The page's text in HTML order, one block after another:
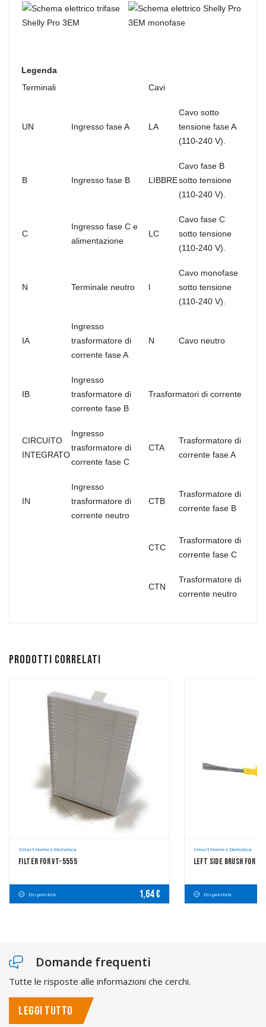
Legenda
Terminali
Cavi
UN Ingresso fase A LA
Cavo sotto
tensione fase A
(110-240 V).
B Ingresso fase B LIBBRE
Cavo fase B
sotto tensione
(110-240 V).
C
Ingresso fase C e
alimentazione
LC
Cavo fase C
sotto tensione
(110-240 V).
N Terminale neutro l
Cavo monofase
sotto tensione
(110-240 V).
IA
Ingresso
trasformatore di
corrente fase A
N Cavo neutro
IB
Ingresso
trasformatore di
corrente fase B
Trasformatori di corrente
CIRCUITO
INTEGRATO
Ingresso
trasformatore di
corrente fase C
CTA
Trasformatore di
corrente fase A
IN
Ingresso
trasformatore di
corrente neutro
CTB
Trasformatore di
corrente fase B
CTC
Trasformatore di
corrente fase C
CTN
Trasformatore di
corrente neutro
Prodotti correlati
Smart Home e Domotica
Filter For VT-5555
Disponibile 1,64 €
Smart Home e Domotica
Left Side Brush For
Disponibile
Domande frequenti
Tutte le risposte alle informazioni che cerchi.
LEGGI TUTTO